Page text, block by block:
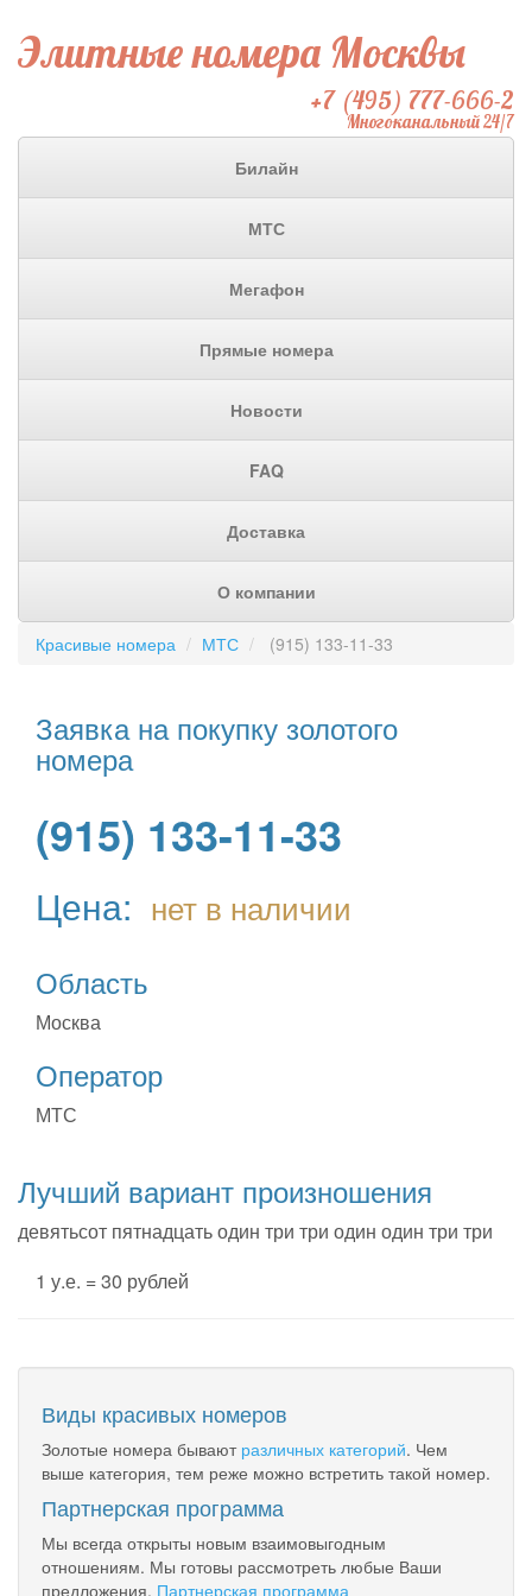
Элитные номера Москвы
+7 (495) 777-666-2
Многоканальный 24/7
Билайн
МТС
Мегафон
Прямые номера
Новости
FAQ
Доставка
О компании
Красивые номера МТС (915) 133-11-33
Заявка на покупку золотого
номера
(915) 133-11-33
Цена: нет в наличии
Область
Москва
Оператор
МТС
Лучший вариант произношения
девятьсот пятнадцать один три три один один три три
1 у.е. = 30 рублей
Виды красивых номеров
Золотые номера бывают различных категорий. Чем
выше категория, тем реже можно встретить такой номер.
Партнерская программа
Мы всегда открыты новым взаимовыгодным
отношениям. Мы готовы рассмотреть любые Ваши
предложения. Партнерская программа